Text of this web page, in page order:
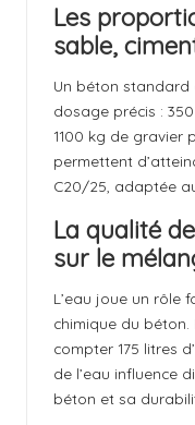
Les
sable,
Un béton standard
dosage précis :
1100 kg de gravier
permettent
C20/25, adaptée
La qualité
sur le
L’eau joue un rôle
chimique du
compter 175 litres
de l’eau influence
béton et sa